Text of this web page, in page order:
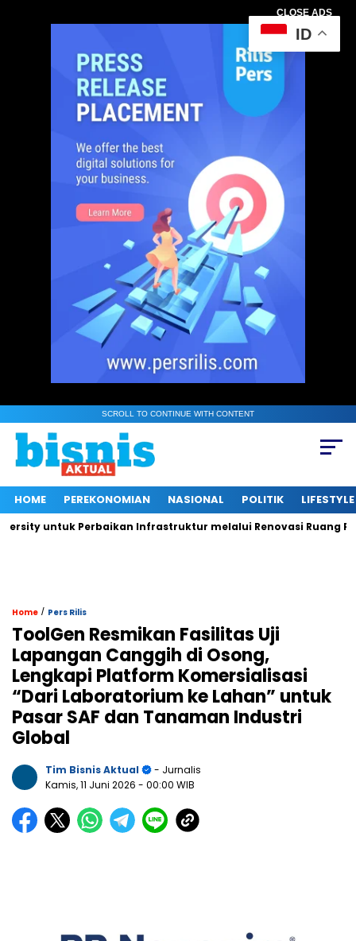
CLOSE ADS
SCROLL TO CONTINUE WITH CONTENT
HOME PEREKONOMIAN NASIONAL POLITIK LIFESTYLE
untuk Perbaikan Infrastruktur melalui Renovasi Ruang Publik
Home / Pers Rilis
ToolGen Resmikan Fasilitas Uji
Lapangan Canggih di Osong,
Lengkapi Platform Komersialisasi
“Dari Laboratorium ke Lahan” untuk
Pasar SAF dan Tanaman Industri
Global
Tim Bisnis Aktual
- Jurnalis
Kamis, 11 Juni 2026 - 00:00 WIB
ID